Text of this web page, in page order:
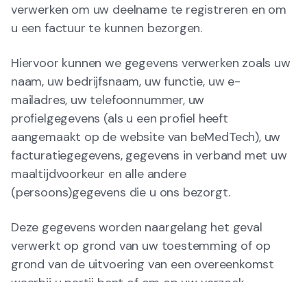
verwerken om uw deelname te registreren en om
u een factuur te kunnen bezorgen.
Hiervoor kunnen we gegevens verwerken zoals uw
naam, uw bedrijfsnaam, uw functie, uw e-
mailadres, uw telefoonnummer, uw
profielgegevens (als u een profiel heeft
aangemaakt op de website van beMedTech), uw
facturatiegegevens, gegevens in verband met uw
maaltijdvoorkeur en alle andere
(persoons)gegevens die u ons bezorgt.
Deze gegevens worden naargelang het geval
verwerkt op grond van uw toestemming of op
grond van de uitvoering van een overeenkomst